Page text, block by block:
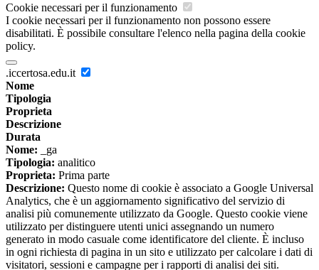
Cookie necessari per il funzionamento
I cookie necessari per il funzionamento non possono essere
disabilitati. È possibile consultare l'elenco nella pagina della cookie
policy.
.iccertosa.edu.it
Nome
Tipologia
Proprieta
Descrizione
Durata
Nome: _ga
Tipologia: analitico
Proprieta: Prima parte
Descrizione: Questo nome di cookie è associato a Google Universal
Analytics, che è un aggiornamento significativo del servizio di
analisi più comunemente utilizzato da Google. Questo cookie viene
utilizzato per distinguere utenti unici assegnando un numero
generato in modo casuale come identificatore del cliente. È incluso
in ogni richiesta di pagina in un sito e utilizzato per calcolare i dati di
visitatori, sessioni e campagne per i rapporti di analisi dei siti.